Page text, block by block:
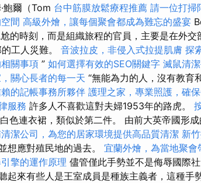
鮑爾（Tom 台中筋膜放鬆療程推薦 請一位打掃
間 高級外燴，讓每個聚會都成為難忘的盛宴
的時刻，而是組織旅程的官員，主要是在外交
工人災難。 音波拉皮，非侵入式拉提肌膚 探
關事項 ” 如何選擇有效的SEO關鍵字 滅鼠清
關心長者的每一天 “無能為力的人，沒有教育
的記帳事務所夥伴 護理之家，專業照護，確
服務 許多人不喜歡這對夫婦1953年的路虎。
色連衣裙，類似於第二件。 由前大英帝國形
潔公司，為您的居家環境提供高品質清潔 新
想應對殖民地的過去。 宜蘭外燴，為當地聚會
擎的運作原理 儘管僅此手勢並不是侮辱國際
起來有些人是王室成員是種族主義者，這種手